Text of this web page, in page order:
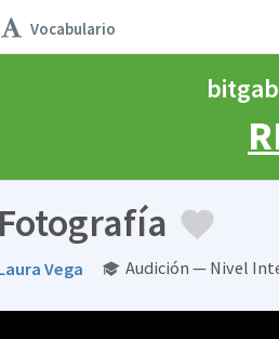
Vocabulario
Vega Audición — Nivel